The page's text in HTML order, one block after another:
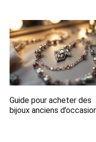
Guide pour acheter des
bijoux anciens